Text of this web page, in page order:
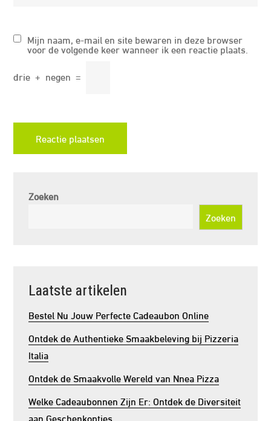
Mijn naam, e-mail en site bewaren in deze browser
voor de volgende keer wanneer ik een reactie plaats.
drie + negen =
Zoeken
Zoeken
Laatste artikelen
Bestel Nu Jouw Perfecte Cadeaubon Online
Ontdek de Authentieke Smaakbeleving bij Pizzeria
Italia
Ontdek de Smaakvolle Wereld van Nnea Pizza
Welke Cadeaubonnen Zijn Er: Ontdek de Diversiteit
aan Geschenkopties